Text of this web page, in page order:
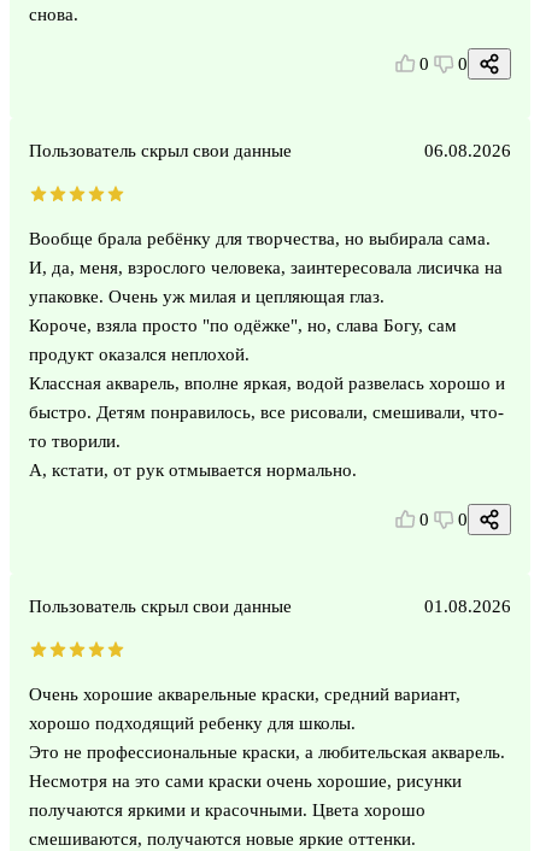
снова.
0 0
Пользователь скрыл свои данные 06.08.2026
Вообще брала ребёнку для творчества, но выбирала сама.
И, да, меня, взрослого человека, заинтересовала лисичка на
упаковке. Очень уж милая и цепляющая глаз.
Короче, взяла просто "по одёжке", но, слава Богу, сам
продукт оказался неплохой.
Классная акварель, вполне яркая, водой развелась хорошо и
быстро. Детям понравилось, все рисовали, смешивали, что-
то творили.
А, кстати, от рук отмывается нормально.
0 0
Пользователь скрыл свои данные 01.08.2026
Очень хорошие акварельные краски, средний вариант,
хорошо подходящий ребенку для школы.
Это не профессиональные краски, а любительская акварель.
Несмотря на это сами краски очень хорошие, рисунки
получаются яркими и красочными. Цвета хорошо
смешиваются, получаются новые яркие оттенки.